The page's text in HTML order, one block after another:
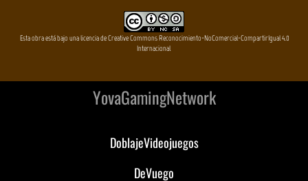
Esta obra está bajo una licencia de Creative Commons Reconocimiento-NoComercial-CompartirIgual 4.0
Internacional
YovaGamingNetwork
DoblajeVideojuegos
DeVuego